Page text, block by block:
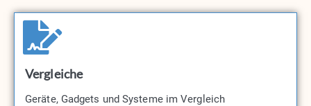
Vergleiche
Geräte, Gadgets und Systeme im Vergleich